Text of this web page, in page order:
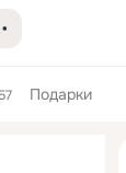
57 Подарки